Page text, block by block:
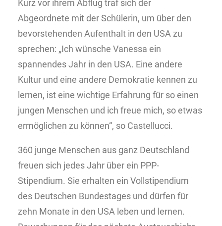
Kurz vor ihrem Abflug traf sich der
Abgeordnete mit der Schülerin, um über den
bevorstehenden Aufenthalt in den USA zu
sprechen: „Ich wünsche Vanessa ein
spannendes Jahr in den USA. Eine andere
Kultur und eine andere Demokratie kennen zu
lernen, ist eine wichtige Erfahrung für so einen
jungen Menschen und ich freue mich, so etwas
ermöglichen zu können“, so Castellucci.
360 junge Menschen aus ganz Deutschland
freuen sich jedes Jahr über ein PPP-
Stipendium. Sie erhalten ein Vollstipendium
des Deutschen Bundestages und dürfen für
zehn Monate in den USA leben und lernen.